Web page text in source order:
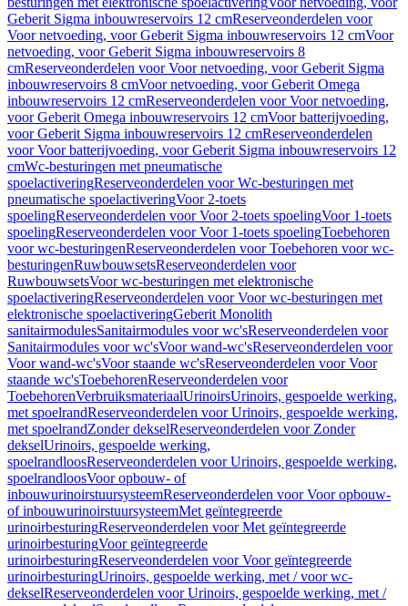
Geberit Sigma inbouwreservoirs 12 cmReserveonderdelen voor
Voor netvoeding, voor Geberit Sigma inbouwreservoirs 12 cmVoor
netvoeding, voor Geberit Sigma inbouwreservoirs 8
cmReserveonderdelen voor Voor netvoeding, voor Geberit Sigma
inbouwreservoirs 8 cmVoor netvoeding, voor Geberit Omega
inbouwreservoirs 12 cmReserveonderdelen voor Voor netvoeding,
voor Geberit Omega inbouwreservoirs 12 cmVoor batterijvoeding,
voor Geberit Sigma inbouwreservoirs 12 cmReserveonderdelen
voor Voor batterijvoeding, voor Geberit Sigma inbouwreservoirs 12
cmWc-besturingen met pneumatische
spoelactiveringReserveonderdelen voor Wc-besturingen met
pneumatische spoelactiveringVoor 2-toets
spoelingReserveonderdelen voor Voor 2-toets spoelingVoor 1-toets
spoelingReserveonderdelen voor Voor 1-toets spoelingToebehoren
voor wc-besturingenReserveonderdelen voor Toebehoren voor wc-
besturingenRuwbouwsetsReserveonderdelen voor
RuwbouwsetsVoor wc-besturingen met elektronische
spoelactiveringReserveonderdelen voor Voor wc-besturingen met
elektronische spoelactiveringGeberit Monolith
sanitairmodulesSanitairmodules voor wc'sReserveonderdelen voor
Sanitairmodules voor wc'sVoor wand-wc'sReserveonderdelen voor
Voor wand-wc'sVoor staande wc'sReserveonderdelen voor Voor
staande wc'sToebehorenReserveonderdelen voor
ToebehorenVerbruiksmateriaalUrinoirsUrinoirs, gespoelde werking,
met spoelrandReserveonderdelen voor Urinoirs, gespoelde werking,
met spoelrandZonder dekselReserveonderdelen voor Zonder
dekselUrinoirs, gespoelde werking,
spoelrandloosReserveonderdelen voor Urinoirs, gespoelde werking,
spoelrandloosVoor opbouw- of
inbouwurinoirstuursysteemReserveonderdelen voor Voor opbouw-
of inbouwurinoirstuursysteemMet geïntegreerde
urinoirbesturingReserveonderdelen voor Met geïntegreerde
urinoirbesturingVoor geïntegreerde
urinoirbesturingReserveonderdelen voor Voor geïntegreerde
urinoirbesturingUrinoirs, gespoelde werking, met / voor wc-
dekselReserveonderdelen voor Urinoirs, gespoelde werking, met /